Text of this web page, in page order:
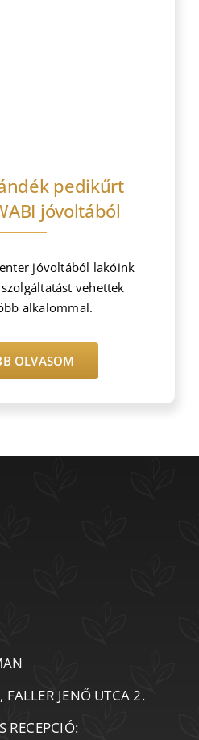
pedikűrt
jóvoltából
jóvoltából lakóink
vehettek
alkalommal.
OLVASOM
JENŐ UTCA 2.
RECEPCIÓ: